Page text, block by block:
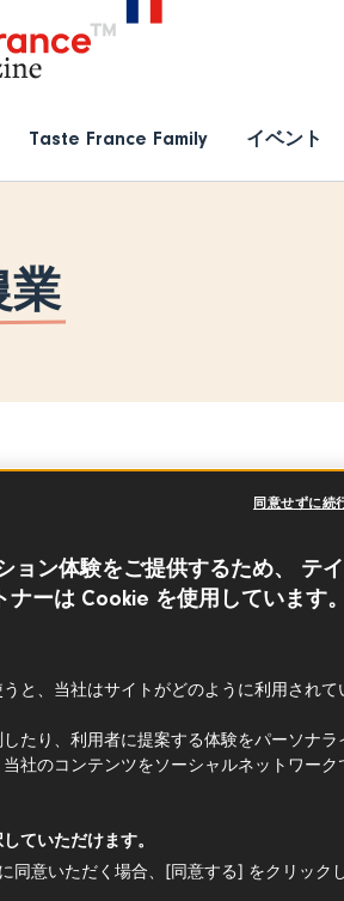
Taste France Family イベント
業
記事一
造り手訪問
エスプレッ
ク地方のや
バスク地方の丘陵地の中心にあ
パイスではありません。ある種
ョン体験をご提供するため、 テ
ーは Cookie を使用しています。
と、当社はサイトがどのように利用されて
たり、利用者に提案する体験をパーソナラ
社のコンテンツをソーシャルネットワーク
ていただけます。
同意いただく場合、[同意する] をクリック
同意せずに続